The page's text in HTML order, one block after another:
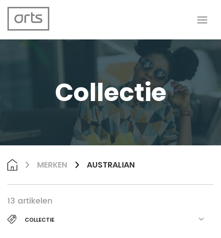
Collectie
MERKEN AUSTRALIAN
13 artikelen
COLLECTIE